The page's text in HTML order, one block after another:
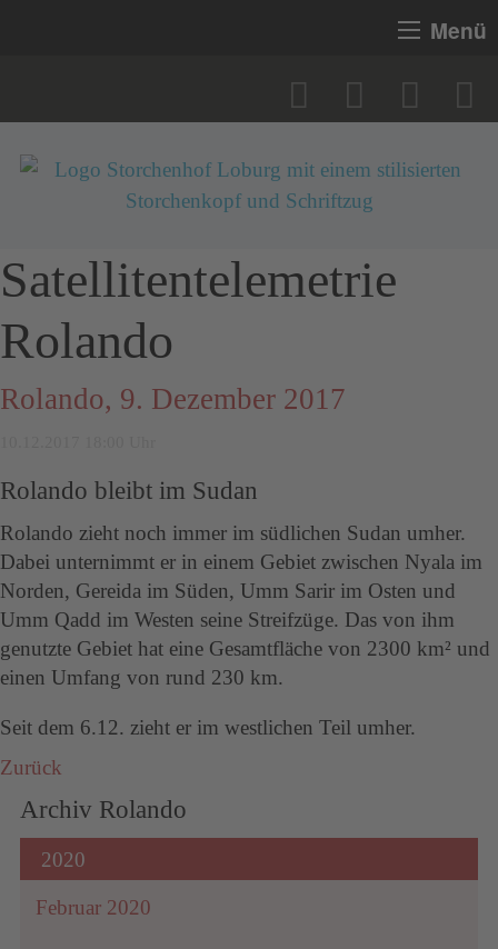
Menü
Satellitentelemetrie
Rolando
Rolando, 9. Dezember 2017
Rolando bleibt im Sudan
Rolando zieht noch immer im südlichen Sudan umher.
Dabei unternimmt er in einem Gebiet zwischen Nyala im
Norden, Gereida im Süden, Umm Sarir im Osten und
Umm Qadd im Westen seine Streifzüge. Das von ihm
genutzte Gebiet hat eine Gesamtfläche von 2300 km² und
einen Umfang von rund 230 km.
Seit dem 6.12. zieht er im westlichen Teil umher.
Zurück
Archiv Rolando
2020
Februar 2020